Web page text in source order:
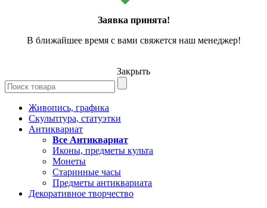
Заявка принята!
В ближайшее время с вами свяжется наш менеджер!
Закрыть
Живопись, графика
Скульптура, статуэтки
Антиквариат
Все Антиквариат
Иконы, предметы культа
Монеты
Старинные часы
Предметы антиквариата
Декоративное творчество